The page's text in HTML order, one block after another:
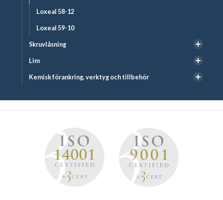
Loxeal 58-12
Loxeal 59-10
Skruvlåsning
Lim
Kemisk förankring, verktyg och tillbehör